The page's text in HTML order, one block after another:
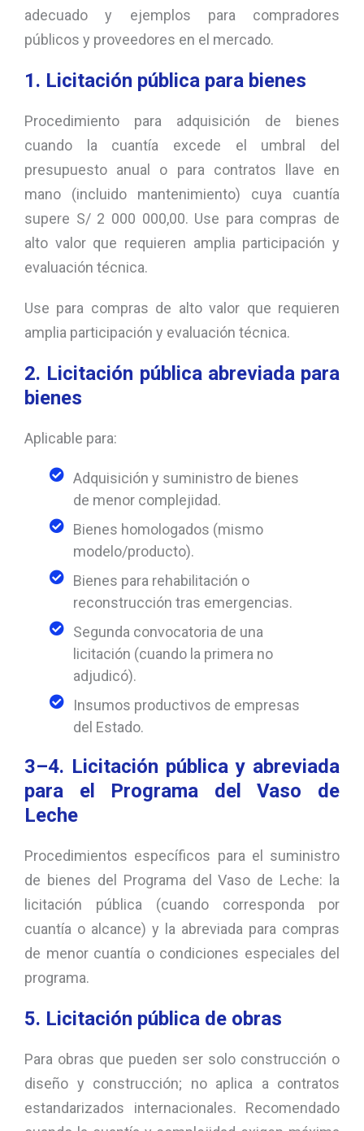
adecuado y ejemplos para compradores
públicos y proveedores en el mercado.
1. Licitación pública para bienes
Procedimiento para adquisición de bienes
cuando la cuantía excede el umbral del
presupuesto anual o para contratos llave en
mano (incluido mantenimiento) cuya cuantía
supere S/ 2 000 000,00. Use para compras de
alto valor que requieren amplia participación y
evaluación técnica.
Use para compras de alto valor que requieren
amplia participación y evaluación técnica.
2. Licitación pública abreviada para
bienes
Aplicable para:
Adquisición y suministro de bienes
de menor complejidad.
Bienes homologados (mismo
modelo/producto).
Bienes para rehabilitación o
reconstrucción tras emergencias.
Segunda convocatoria de una
licitación (cuando la primera no
adjudicó).
Insumos productivos de empresas
del Estado.
3–4. Licitación pública y abreviada
para el Programa del Vaso de
Leche
Procedimientos específicos para el suministro
de bienes del Programa del Vaso de Leche: la
licitación pública (cuando corresponda por
cuantía o alcance) y la abreviada para compras
de menor cuantía o condiciones especiales del
programa.
5. Licitación pública de obras
Para obras que pueden ser solo construcción o
diseño y construcción; no aplica a contratos
estandarizados internacionales. Recomendado